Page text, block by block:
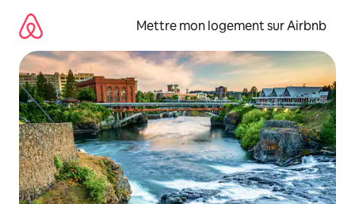
directement
contenu
Mettre mon logement sur Airbnb